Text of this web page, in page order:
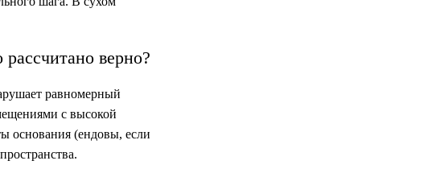
верно?
равномерный
с высокой
основания (ендовы, если